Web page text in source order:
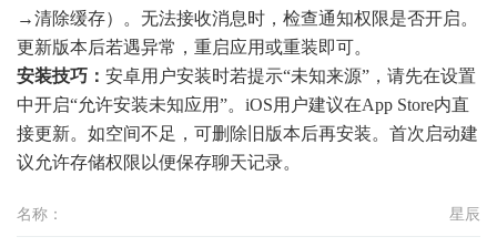
→清除缓存）。无法接收消息时，检查通知权限是否开启。
更新版本后若遇异常，重启应用或重装即可。
安装技巧： 安卓用户安装时若提示“未知来源”，请先在设置
中开启“允许安装未知应用”。iOS用户建议在App Store内直
接更新。如空间不足，可删除旧版本后再安装。首次启动建
议允许存储权限以便保存聊天记录。
名称： 星辰